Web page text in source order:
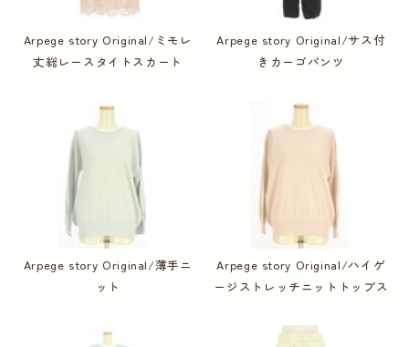
Arpege story Original/ミモレ
丈総レースタイトスカート
Arpege story Original/サス付
きカーゴパンツ
Arpege story Original/薄手ニ
ット
Arpege story Original/ハイゲ
ージストレッチニットトップス